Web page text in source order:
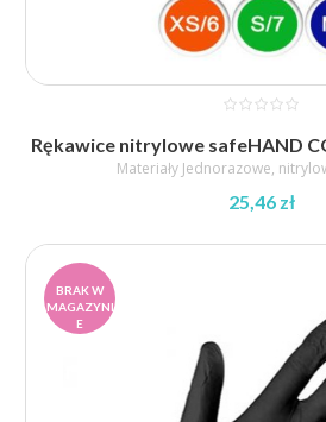
Rękawice nitrylowe safeHAND
Materiały Jednorazowe,
25,46 zł
BRAK W
MAGAZYNI
E